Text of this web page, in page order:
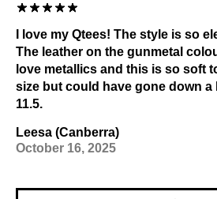
I love my Qtees! The style is so
The leather on the gunmetal
love metallics and this is so soft
size but could have gone down a
11.5.
Leesa (Canberra)
October 16, 2025